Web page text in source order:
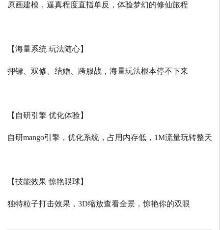
原画建模，逼真程度直指单反，体验梦幻的修仙旅程
【海量系统 玩法随心】
押镖、双修、结婚、跨服战，海量玩法根本停不下来
【自研引擎 优化体验】
自研mango引擎，优化系统，占用内存低， 1M流量玩转整天
【技能效果 惊艳眼球】
独特粒子打击效果， 3D缩放查看全景，惊艳你的双眼